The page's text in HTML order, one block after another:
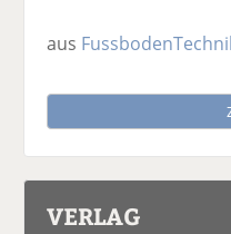
aus
VERLAG